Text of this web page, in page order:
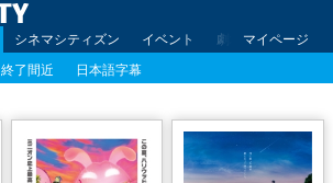
シネマシティズン イベント 劇場案内 アク
マイページ
終了間近 日本語字幕